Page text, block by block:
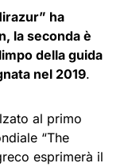
ha
la seconda è
della guida
nel 2019.
al primo
“The
esprimerà il